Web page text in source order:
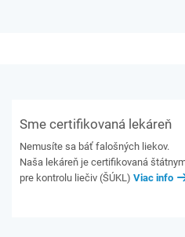
Sme certifikovaná lekáreň
Nemusíte sa báť falošných liekov.
Naša lekáreň je certifikovaná
pre kontrolu liečiv (ŠÚKL) Viac info